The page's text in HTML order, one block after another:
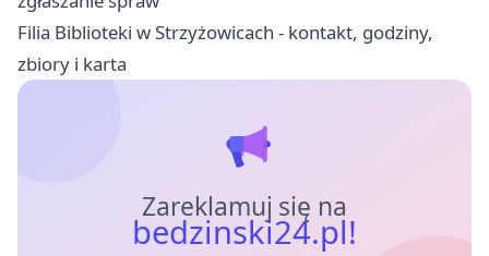
Filia Biblioteki w Strzyżowicach - kontakt, godziny,
zbiory i karta
Zareklamuj się na
bedzinski24.pl!